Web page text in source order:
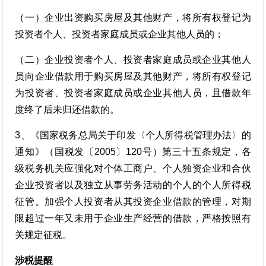
（一）企业出资购买房屋及其他财产，将所有权登记为
投资者个人、投资者家庭成员或企业其他人员的；
（二）企业投资者个人、投资者家庭成员或企业其他人
员向企业借款用于购买房屋及其他财产，将所有权登记
为投资者、投资者家庭成员或企业其他人员，且借款年
度终了后未归还借款的。
3、《国家税务总局关于印发〈个人所得税管理办法〉的
通知》（国税发〔2005〕120号）第三十五条规定，各
级税务机关应强化对个体工商户、个人独资企业和合伙
企业投资者以及独立从事劳务活动的个人的个人所得税
征管。加强个人投资者从其投资企业借款的管理，对期
限超过一年又未用于企业生产经营的借款，严格按照有
关规定征税。
涉税提醒